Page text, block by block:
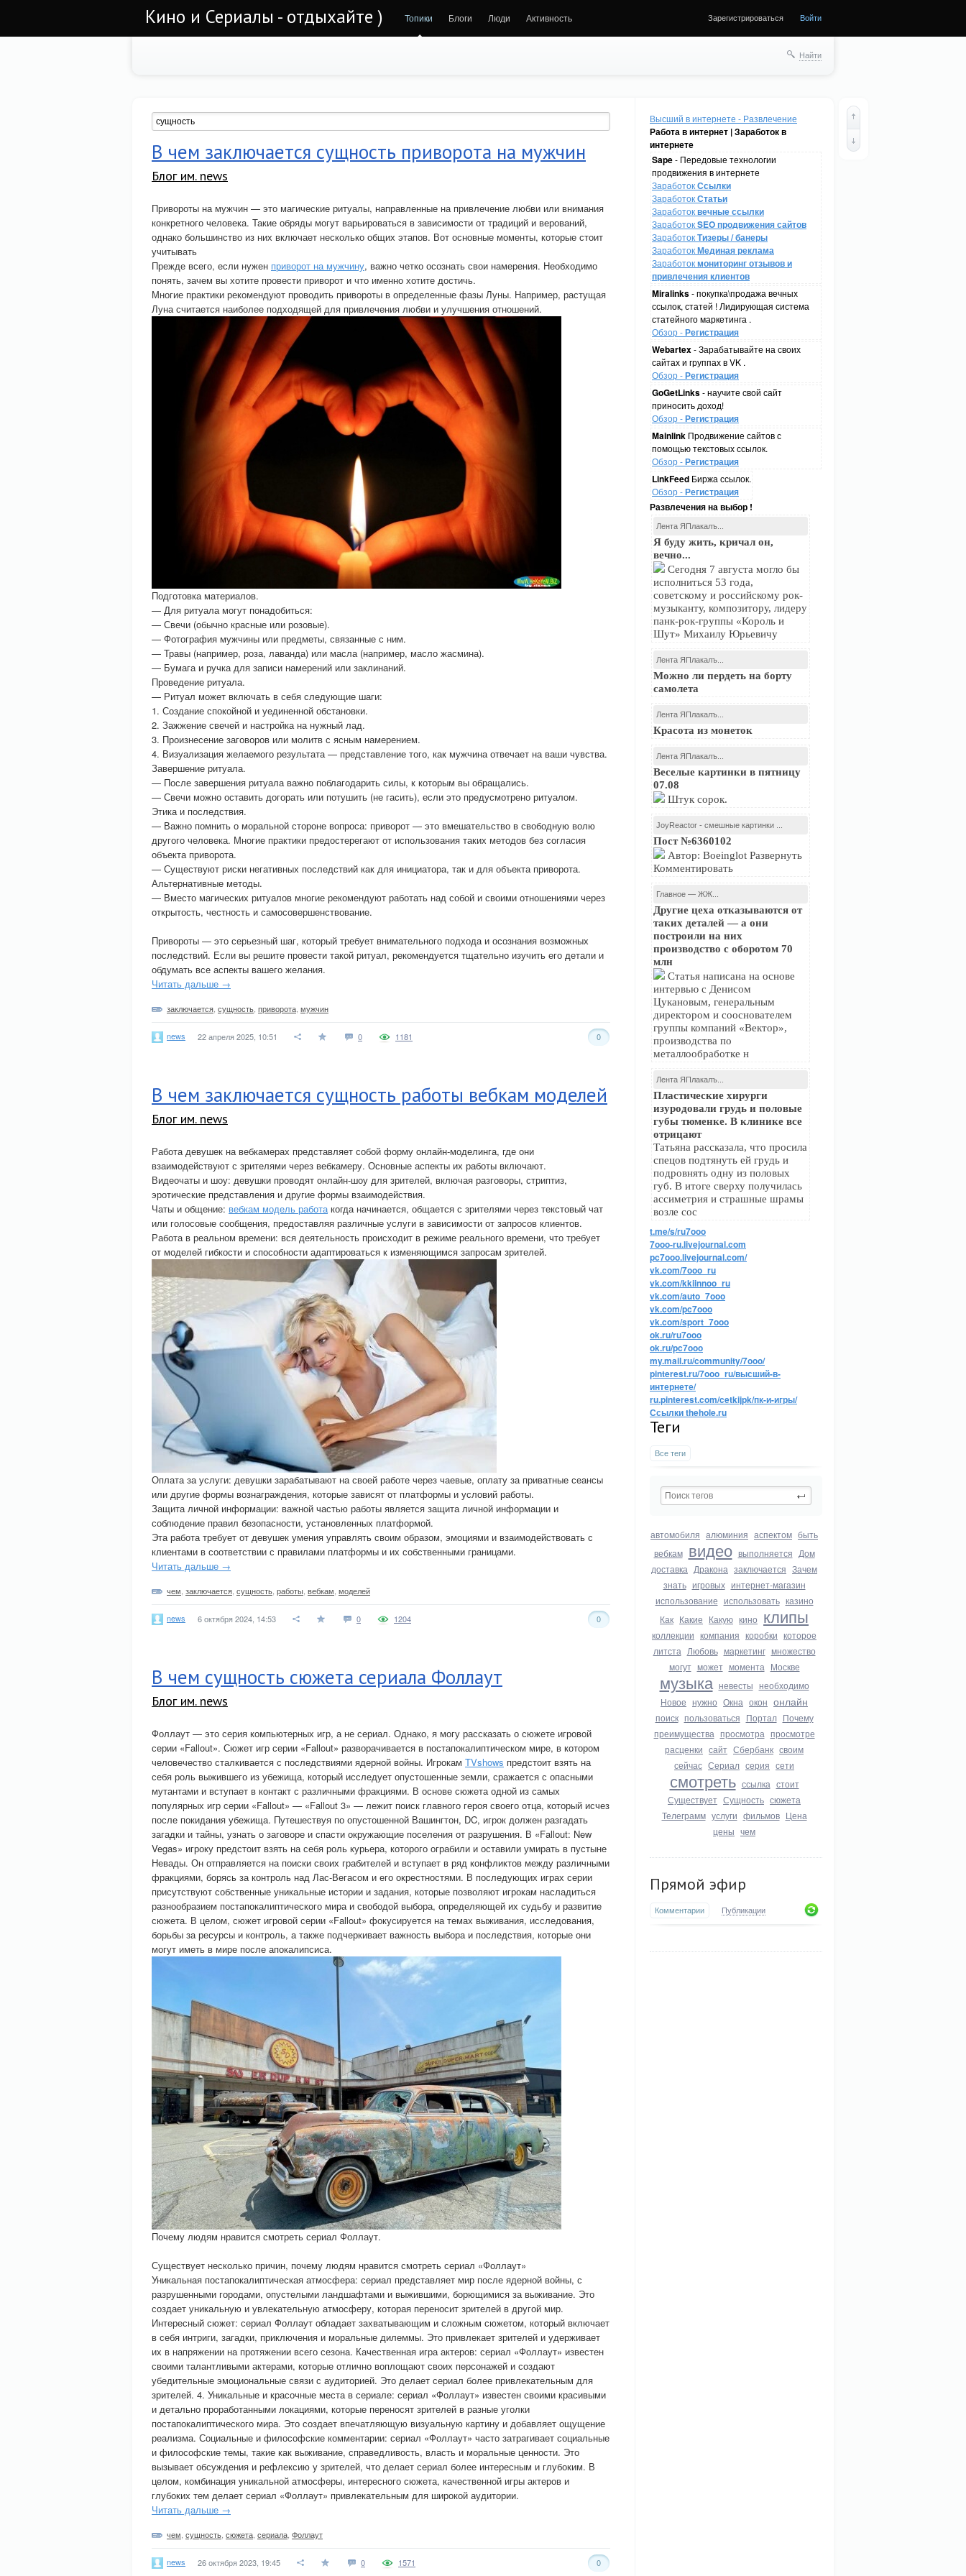
Кино и Сериалы - отдыхайте ) Топики Блоги Люди Активность Зарегистрироваться Войти
Найти
Высший в интернете - Развлечение
Работа в интернет | Заработок в
интернете
Sape- Передовые технологии
продвижения в интернете
ЗаработокСсылки
ЗаработокСтатьи
Заработоквечные ссылки
ЗаработокSEO продвижения сайтов
ЗаработокТизеры / банеры
ЗаработокМединая реклама
Заработокмониторинг отзывов и
привлечения клиентов
Miralinks- покупка\продажа вечных
ссылок, статей ! Лидирующая система
статейного маркетинга .
Обзор -Регистрация
Webartex- Зарабатывайте на своих
сайтах и группах в VK .
Обзор -Регистрация
GoGetLinks- научите свой сайт
приносить доход!
Обзор -Регистрация
Mainlink Продвижение сайтов с
помощью текстовых ссылок.
Обзор -Регистрация
LinkFeed Биржа ссылок.
Обзор -Регистрация
Развлечения на выбор !
Лента ЯПлакалъ...
Я буду жить, кричал он,
вечно...
Сегодня 7 августа могло бы
исполниться 53 года,
советскому и российскому рок-
музыканту, композитору, лидеру
панк-рок-группы «Король и
Шут» Михаилу Юрьевичу
Лента ЯПлакалъ...
Можно ли пердеть на борту
самолета
Лента ЯПлакалъ...
Красота из монеток
Лента ЯПлакалъ...
Веселые картинки в пятницу
07.08
Штук сорок.
JoyReactor - смешные картинки ...
Пост №6360102
Автор: Boeinglot Развернуть
Комментировать
Главное — ЖЖ...
Другие цеха отказываются от
таких деталей — а они
построили на них
производство с оборотом 70
млн
Статья написана на основе
интервью с Денисом
Цукановым, генеральным
директором и сооснователем
группы компаний «Вектор»,
производства по
металлообработке н
Лента ЯПлакалъ...
Пластические хирурги
изуродовали грудь и половые
губы тюменке. В клинике все
отрицают
Татьяна рассказала, что просила
спецов подтянуть ей грудь и
подровнять одну из половых
губ. В итоге сверху получилась
ассиметрия и страшные шрамы
возле сос
t.me/s/ru7ooo
7ooo-ru.livejournal.com
pc7ooo.livejournal.com/
vk.com/7ooo_ru
vk.com/kkiinnoo_ru
vk.com/auto_7ooo
vk.com/pc7ooo
vk.com/sport_7ooo
ok.ru/ru7ooo
ok.ru/pc7ooo
my.mail.ru/community/7ooo/
pinterest.ru/7ooo_ru/высший-в-
интернете/
ru.pinterest.com/cetkijpk/пк-и-игры/
Ссылки thehole.ru
Теги
Все теги
автомобиля алюминия аспектом быть
вебкам видео выполняется Дом
доставка Дракона заключается Зачем
знать игровых интернет-магазин
использование использовать казино
Как Какие Какую кино клипы
коллекции компания коробки которое
литста Любовь маркетинг множество
могут может момента Москве
музыка невесты необходимо
Новое нужно Окна окон онлайн
поиск пользоваться Портал Почему
преимущества просмотра просмотре
расценки сайт Сбербанк своим
сейчас Сериал серия сети
смотреть ссылка стоит
Существует Сущность сюжета
Телеграмм услуги фильмов Цена
цены чем
Прямой эфир
Комментарии Публикации
В чем заключается сущность приворота на мужчин
Блог им. news
Привороты на мужчин — это магические ритуалы, направленные на привлечение любви или внимания
конкретного человека. Такие обряды могут варьироваться в зависимости от традиций и верований,
однако большинство из них включает несколько общих этапов. Вот основные моменты, которые стоит
учитывать
Прежде всего, если нужен приворот на мужчину, важно четко осознать свои намерения. Необходимо
понять, зачем вы хотите провести приворот и что именно хотите достичь.
Многие практики рекомендуют проводить привороты в определенные фазы Луны. Например, растущая
Луна считается наиболее подходящей для привлечения любви и улучшения отношений.
Подготовка материалов.
— Для ритуала могут понадобиться:
— Свечи (обычно красные или розовые).
— Фотография мужчины или предметы, связанные с ним.
— Травы (например, роза, лаванда) или масла (например, масло жасмина).
— Бумага и ручка для записи намерений или заклинаний.
Проведение ритуала.
— Ритуал может включать в себя следующие шаги:
1. Создание спокойной и уединенной обстановки.
2. Зажжение свечей и настройка на нужный лад.
3. Произнесение заговоров или молитв с ясным намерением.
4. Визуализация желаемого результата — представление того, как мужчина отвечает на ваши чувства.
Завершение ритуала.
— После завершения ритуала важно поблагодарить силы, к которым вы обращались.
— Свечи можно оставить догорать или потушить (не гасить), если это предусмотрено ритуалом.
Этика и последствия.
— Важно помнить о моральной стороне вопроса: приворот — это вмешательство в свободную волю
другого человека. Многие практики предостерегают от использования таких методов без согласия
объекта приворота.
— Существуют риски негативных последствий как для инициатора, так и для объекта приворота.
Альтернативные методы.
— Вместо магических ритуалов многие рекомендуют работать над собой и своими отношениями через
открытость, честность и самосовершенствование.
Привороты — это серьезный шаг, который требует внимательного подхода и осознания возможных
последствий. Если вы решите провести такой ритуал, рекомендуется тщательно изучить его детали и
обдумать все аспекты вашего желания.
Читать дальше →
заключается сущность приворота мужчин
news 22 апреля 2025, 10:51 0 0
1181
В чем заключается сущность работы вебкам моделей
Блог им. news
Работа девушек на вебкамерах представляет собой форму онлайн-моделинга, где они
взаимодействуют с зрителями через вебкамеру. Основные аспекты их работы включают.
Видеочаты и шоу: девушки проводят онлайн-шоу для зрителей, включая разговоры, стриптиз,
эротические представления и другие формы взаимодействия.
Чаты и общение: вебкам модель работакогда начинается, общается с зрителями через текстовый чат
или голосовые сообщения, предоставляя различные услуги в зависимости от запросов клиентов.
Работа в реальном времени: вся деятельность происходит в режиме реального времени, что требует
от моделей гибкости и способности адаптироваться к изменяющимся запросам зрителей.
Оплата за услуги: девушки зарабатывают на своей работе через чаевые, оплату за приватные сеансы
или другие формы вознаграждения, которые зависят от платформы и условий работы.
Защита личной информации: важной частью работы является защита личной информации и
соблюдение правил безопасности, установленных платформой.
Эта работа требует от девушек умения управлять своим образом, эмоциями и взаимодействовать с
клиентами в соответствии с правилами платформы и их собственными границами.
Читать дальше →
чем заключается сущность работы вебкам моделей
news 6 октября 2024, 14:53 0 0
1204
В чем сущность сюжета сериала Фоллаут
Блог им. news
Фоллаут — это серия компьютерных игр, а не сериал. Однако, я могу рассказать о сюжете игровой
серии «Fallout». Сюжет игр серии «Fallout» разворачивается в постапокалиптическом мире, в котором
человечество сталкивается с последствиями ядерной войны. Игрокам TVshows предстоит взять на
себя роль выжившего из убежища, который исследует опустошенные земли, сражается с опасными
мутантами и вступает в контакт с различными фракциями. В основе сюжета одной из самых
популярных игр серии «Fallout» — «Fallout 3» — лежит поиск главного героя своего отца, который исчез
после покидания убежища. Путешествуя по опустошенной Вашингтон, DC, игрок должен разгадать
загадки и тайны, узнать о заговоре и спасти окружающие поселения от разрушения. В «Fallout: New
Vegas» игроку предстоит взять на себя роль курьера, которого ограбили и оставили умирать в пустыне
Невады. Он отправляется на поиски своих грабителей и вступает в ряд конфликтов между различными
фракциями, борясь за контроль над Лас-Вегасом и его окрестностями. В последующих играх серии
присутствуют собственные уникальные истории и задания, которые позволяют игрокам насладиться
разнообразием постапокалиптического мира и свободой выбора, определяющей их судьбу и развитие
сюжета. В целом, сюжет игровой серии «Fallout» фокусируется на темах выживания, исследования,
борьбы за ресурсы и контроль, а также подчеркивает важность выбора и последствия, которые они
могут иметь в мире после апокалипсиса.
Почему людям нравится смотреть сериал Фоллаут.
Существует несколько причин, почему людям нравится смотреть сериал «Фоллаут»
Уникальная постапокалиптическая атмосфера: сериал представляет мир после ядерной войны, с
разрушенными городами, опустелыми ландшафтами и выжившими, борющимися за выживание. Это
создает уникальную и увлекательную атмосферу, которая переносит зрителей в другой мир.
Интересный сюжет: сериал Фоллаут обладает захватывающим и сложным сюжетом, который включает
в себя интриги, загадки, приключения и моральные дилеммы. Это привлекает зрителей и удерживает
их в напряжении на протяжении всего сезона. Качественная игра актеров: сериал «Фоллаут» известен
своими талантливыми актерами, которые отлично воплощают своих персонажей и создают
убедительные эмоциональные связи с аудиторией. Это делает сериал более привлекательным для
зрителей. 4. Уникальные и красочные места в сериале: сериал «Фоллаут» известен своими красивыми
и детально проработанными локациями, которые переносят зрителей в разные уголки
постапокалиптического мира. Это создает впечатляющую визуальную картину и добавляет ощущение
реализма. Социальные и философские комментарии: сериал «Фоллаут» часто затрагивает социальные
и философские темы, такие как выживание, справедливость, власть и моральные ценности. Это
вызывает обсуждения и рефлексию у зрителей, что делает сериал более интересным и глубоким. В
целом, комбинация уникальной атмосферы, интересного сюжета, качественной игры актеров и
глубоких тем делает сериал «Фоллаут» привлекательным для широкой аудитории.
Читать дальше →
чем сущность сюжета сериала Фоллаут
news 26 октября 2023, 19:45 0 0
1571